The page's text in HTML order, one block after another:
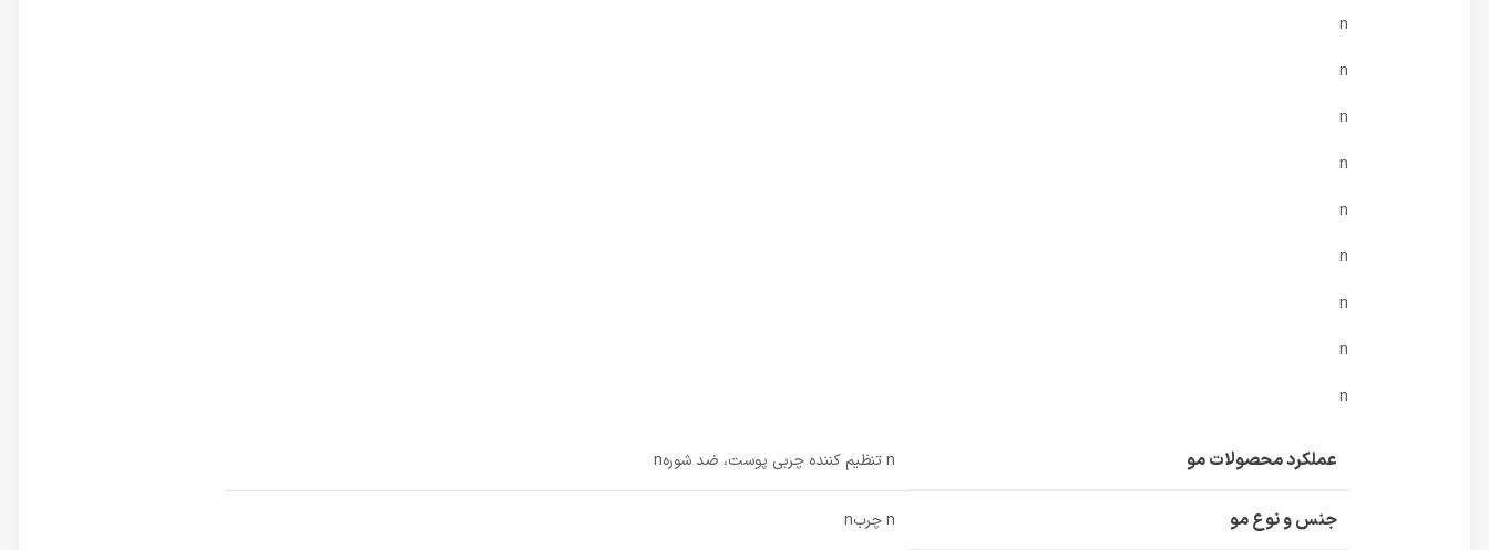
n
n
n
n
n
n
n
n
n
عملکرد محصولات مو n تنظیم کننده چربی پوست، ضد شورهn
جنس و نوع مو n چربn